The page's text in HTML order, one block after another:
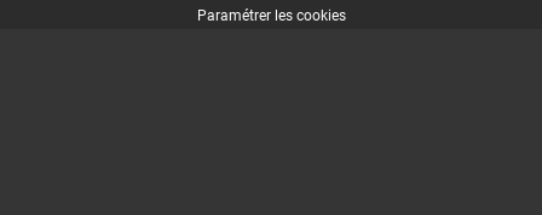
Paramétrer les cookies